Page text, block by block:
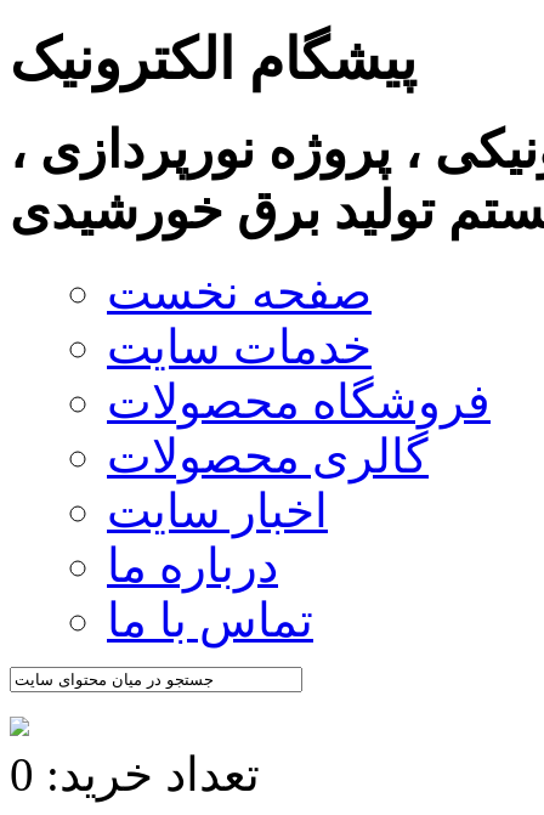
پیشگام الکترونیک
، پروژه نورپردازی ،
تولید برق خورشیدی
صفحه نخست
خدمات سایت
فروشگاه محصولات
گالری محصولات
اخبار سایت
درباره ما
تماس با ما
تعداد خرید: 0